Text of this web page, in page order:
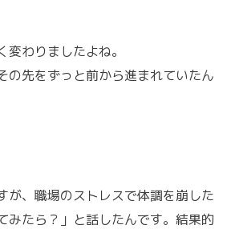
わりましたよね。
の先をずっと前から進まれていたん
が、職場のストレスで体調を崩した
みたら？」と話したんです。結果的